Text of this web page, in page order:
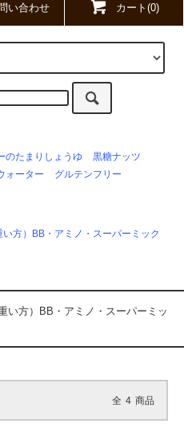
い合わせ カート(0)
のたまりしょうゆ
黒糖ナッツ
ォーター グルテンフリー
方）BB・アミノ・スーパーミック
い方）BB・アミノ・スーパーミッ
全 4 商品